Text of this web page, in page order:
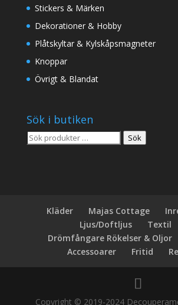
Stickers & Märken
Dekorationer & Hobby
Plåtskyltar & Kylskåpsmagneter
Knoppar
Övrigt & Blandat
Sök i butiken
Sök
Sök
Kläder Majas Cottage
Ljus/Doftljus
Textil
Drömfångare Rökelser & Oljor
Accessoarer
Fritid
Copyright © 2019-2024